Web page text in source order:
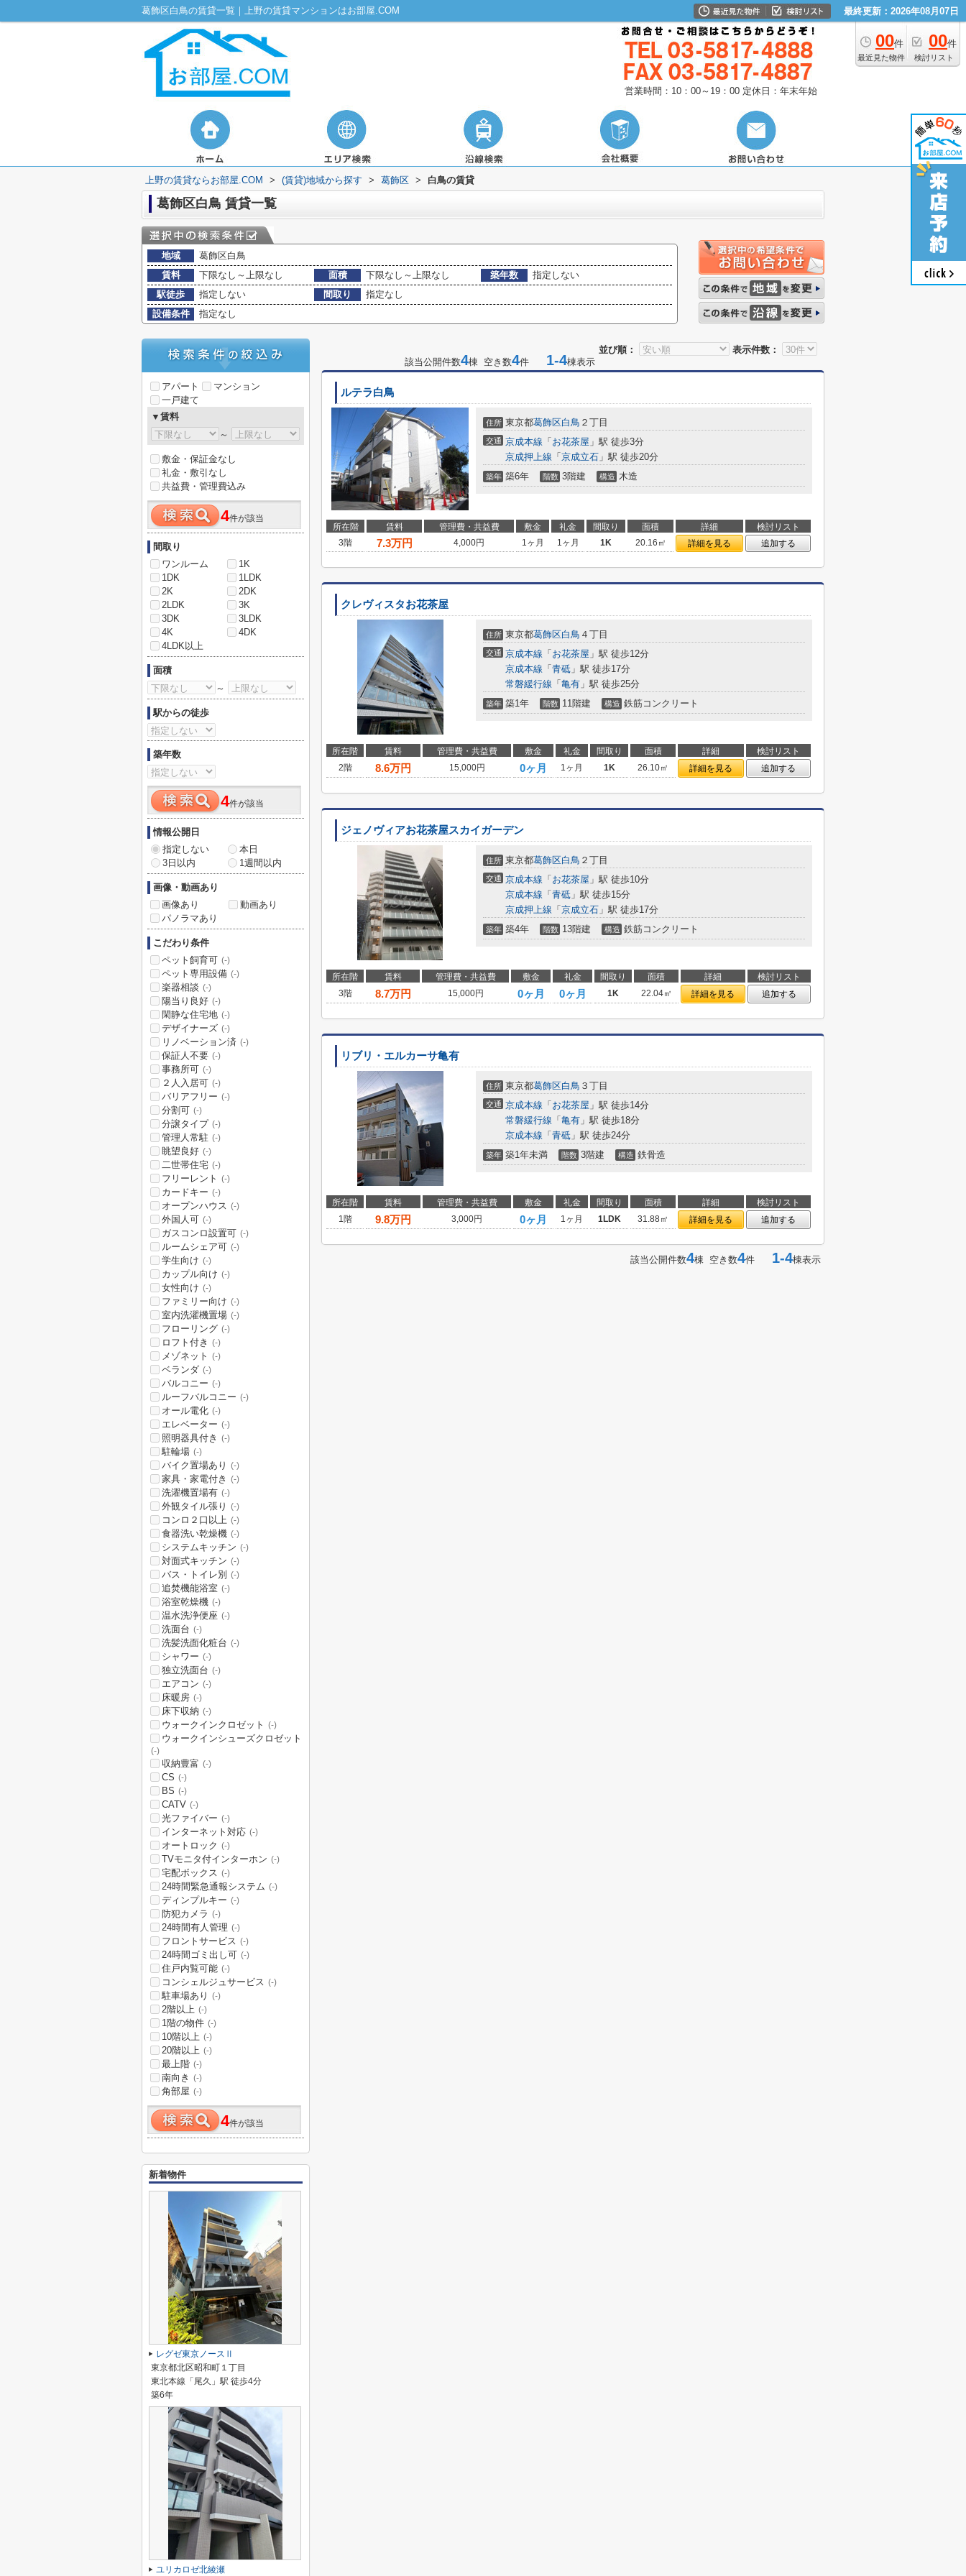
葛飾区白鳥の賃貸一覧｜上野の賃貸マンションはお部屋.COM 最終更新：2026年08月07日
00件
最近見た物件
00件
検討リスト
営業時間：10：00～19：00 定休日：年末年始
上野の賃貸ならお部屋.COM > (賃貸)地域から探す > 葛飾区 > 白鳥の賃貸
葛飾区白鳥 賃貸一覧
地域
葛飾区白鳥
賃料
下限なし～上限なし 面積 下限なし～上限なし 築年数
指定しない
駅徒歩
指定しない 間取り
指定なし
設備条件
指定なし
並び順：
表示件数：
該当公開件数4棟 空き数4件 1-4棟表示
ルテラ白鳥
住所 東京都葛飾区白鳥 ２丁目
交通 京成本線 「 お花茶屋 」駅 徒歩3分
京成押上線 「 京成立石 」駅 徒歩20分
築年 築6年 階数 3階建 構造 木造
所在階 賃料 管理費・共益費 敷金 礼金 間取り 面積 詳細
検討リスト
3階
7.3万円 4,000円 1ヶ月 1ヶ月 1K 20.16㎡ 詳細を見る 追加する
クレヴィスタお花茶屋
住所 東京都葛飾区白鳥 ４丁目
交通 京成本線 「 お花茶屋 」駅 徒歩12分
京成本線 「 青砥 」駅 徒歩17分
常磐緩行線 「 亀有 」駅 徒歩25分
築年 築1年 階数 11階建 構造 鉄筋コンクリート
所在階 賃料 管理費・共益費 敷金 礼金 間取り 面積 詳細
検討リスト
2階
8.6万円 15,000円 0ヶ月 1ヶ月 1K 26.10㎡ 詳細を見る 追加する
ジェノヴィアお花茶屋スカイガーデン
住所 東京都葛飾区白鳥 ２丁目
交通 京成本線 「 お花茶屋 」駅 徒歩10分
京成本線 「 青砥 」駅 徒歩15分
京成押上線 「 京成立石 」駅 徒歩17分
築年 築4年 階数 13階建 構造 鉄筋コンクリート
所在階 賃料 管理費・共益費 敷金 礼金 間取り 面積 詳細
検討リスト
3階
8.7万円 15,000円 0ヶ月 0ヶ月 1K 22.04㎡ 詳細を見る 追加する
リブリ・エルカーサ亀有
住所 東京都葛飾区白鳥 ３丁目
交通 京成本線 「 お花茶屋 」駅 徒歩14分
常磐緩行線 「 亀有 」駅 徒歩18分
京成本線 「 青砥 」駅 徒歩24分
築年 築1年未満 階数 3階建 構造 鉄骨造
所在階 賃料 管理費・共益費 敷金 礼金 間取り 面積 詳細
検討リスト
1階
9.8万円 3,000円 0ヶ月 1ヶ月 1LDK 31.88㎡ 詳細を見る 追加する
該当公開件数4棟 空き数4件 1-4棟表示
アパート
マンション
一戸建て
▼賃料
～
敷金・保証金なし
礼金・敷引なし
共益費・管理費込み
4件が該当
間取り
ワンルーム
1K
1DK
1LDK
2K
2DK
2LDK
3K
3DK
3LDK
4K
4DK
4LDK以上
面積
～
駅からの徒歩
築年数
4件が該当
情報公開日
指定しない
本日
3日以内
1週間以内
画像・動画あり
画像あり
動画あり
パノラマあり
こだわり条件
ペット飼育可 (-)
ペット専用設備 (-)
楽器相談 (-)
陽当り良好 (-)
閑静な住宅地 (-)
デザイナーズ (-)
リノベーション済 (-)
保証人不要 (-)
事務所可 (-)
２人入居可 (-)
バリアフリー (-)
分割可 (-)
分譲タイプ (-)
管理人常駐 (-)
眺望良好 (-)
二世帯住宅 (-)
フリーレント (-)
カードキー (-)
オープンハウス (-)
外国人可 (-)
ガスコンロ設置可 (-)
ルームシェア可 (-)
学生向け (-)
カップル向け (-)
女性向け (-)
ファミリー向け (-)
室内洗濯機置場 (-)
フローリング (-)
ロフト付き (-)
メゾネット (-)
ベランダ (-)
バルコニー (-)
ルーフバルコニー (-)
オール電化 (-)
エレベーター (-)
照明器具付き (-)
駐輪場 (-)
バイク置場あり (-)
家具・家電付き (-)
洗濯機置場有 (-)
外観タイル張り (-)
コンロ２口以上 (-)
食器洗い乾燥機 (-)
システムキッチン (-)
対面式キッチン (-)
バス・トイレ別 (-)
追焚機能浴室 (-)
浴室乾燥機 (-)
温水洗浄便座 (-)
洗面台 (-)
洗髪洗面化粧台 (-)
シャワー (-)
独立洗面台 (-)
エアコン (-)
床暖房 (-)
床下収納 (-)
ウォークインクロゼット (-)
ウォークインシューズクロゼット
(-)
収納豊富 (-)
CS (-)
BS (-)
CATV (-)
光ファイバー (-)
インターネット対応 (-)
オートロック (-)
TVモニタ付インターホン (-)
宅配ボックス (-)
24時間緊急通報システム (-)
ディンプルキー (-)
防犯カメラ (-)
24時間有人管理 (-)
フロントサービス (-)
24時間ゴミ出し可 (-)
住戸内覧可能 (-)
コンシェルジュサービス (-)
駐車場あり (-)
2階以上 (-)
1階の物件 (-)
10階以上 (-)
20階以上 (-)
最上階 (-)
南向き (-)
角部屋 (-)
4件が該当
新着物件
レグゼ東京ノースⅡ
東京都北区昭和町１丁目
東北本線「尾久」駅 徒歩4分
築6年
ユリカロゼ北綾瀬